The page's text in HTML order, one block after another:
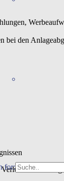
for:
bei den